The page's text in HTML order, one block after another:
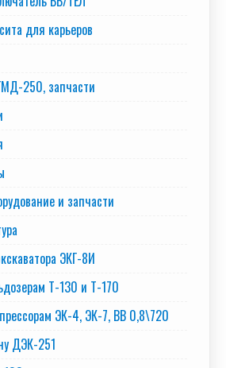
для карьеров
250, запчасти
и запчасти
ЭКГ-8И
Т-130 и Т-170
ЭК-4, ЭК-7, ВВ 0,8\720
ДЭК-251